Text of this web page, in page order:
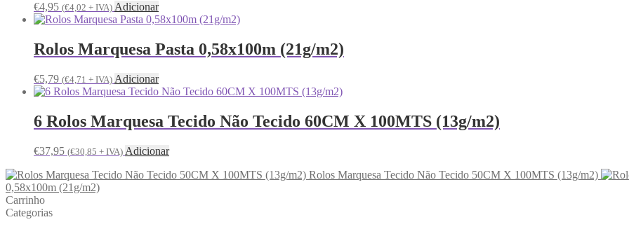
€4,95 (€4,02 + IVA) Adicionar
Rolos Marquesa Pasta 0,58x100m (21g/m2)
€5,79 (€4,71 + IVA) Adicionar
6 Rolos Marquesa Tecido Não Tecido 60CM X 100MTS (13g/m2)
€37,95 (€30,85 + IVA) Adicionar
Rolos Marquesa Tecido Não Tecido 50CM X 100MTS (13g/m2)
0,58x100m (21g/m2)
Carrinho
Categorias